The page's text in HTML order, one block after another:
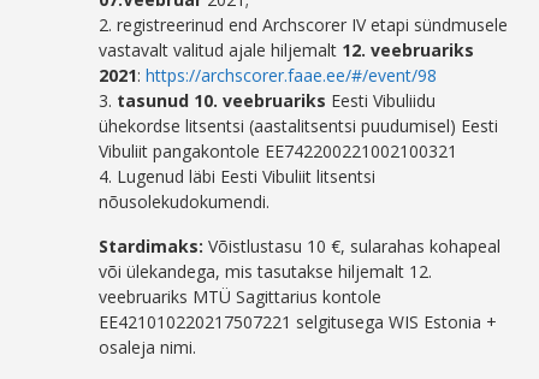
2. registreerinud end Archscorer IV etapi sündmusele
vastavalt valitud ajale hiljemalt 12. veebruariks
2021:https://archscorer.faae.ee/#/event/98
3. tasunud 10. veebruariks Eesti Vibuliidu
ühekordse litsentsi (aastalitsentsi puudumisel) Eesti
Vibuliit pangakontole EE742200221002100321
4. Lugenud läbi Eesti Vibuliit litsentsi
nõusolekudokumendi.
Stardimaks: Võistlustasu 10 €, sularahas kohapeal
või ülekandega, mis tasutakse hiljemalt 12.
veebruariks MTÜ Sagittarius kontole
EE421010220217507221 selgitusega WIS Estonia +
osaleja nimi.